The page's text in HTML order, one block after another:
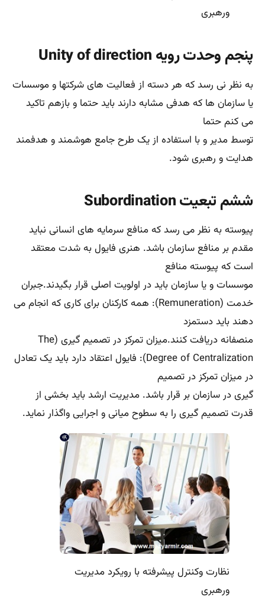
موسسات و یا سازمان باید در اولویت اصلی قرار بگیدند.جبران
منصفانه دریافت کنند.میزان تمرکز در تصمیم گیری (The
Degree of Centralization): فایول اعتقاد دارد باید یک تعادل
در میزان تمرکز در تصمیم
گیری در سازمان بر قرار باشد. مدیریت ارشد باید بخشی از
قدرت تصمیم گیری را به سطوح میانی و اجرایی واگذار نماید.
نظارت وکنترل پیشرفته با رویکرد مدیریت
ورهبری
هفتم زنجیره فرمان Scalar chain
اما به راستی منظور از زنجیره فرمان چیست باید گفت که منظور
از زنجیره فرمان عبارت است از سلسله اقدامات و مراتب قدرت
و اختیار در
شرکتها و موسسات و سازمان ها است. یه این شرح که زنجیره
از مدیریت ارشد سازمان آغاز و سایر سطوح و مخصوصا سطوح
پایین اشاعه
میآید. به نظر می رسد که هنری فایول معتقد بوده که هر کدام
از کارکنان می تواند با چند رده در ارتباط بوده بدوم آنکه هیچ
تعارضی را بوجود
آورند اما این تفسیر برای هر سازمان و یا شرکتی صدق نمی کند
مثلا شرکتی با دو یا سه لایه و یا دو لایه دیگر این قانون اساسا
صدق نمی کند